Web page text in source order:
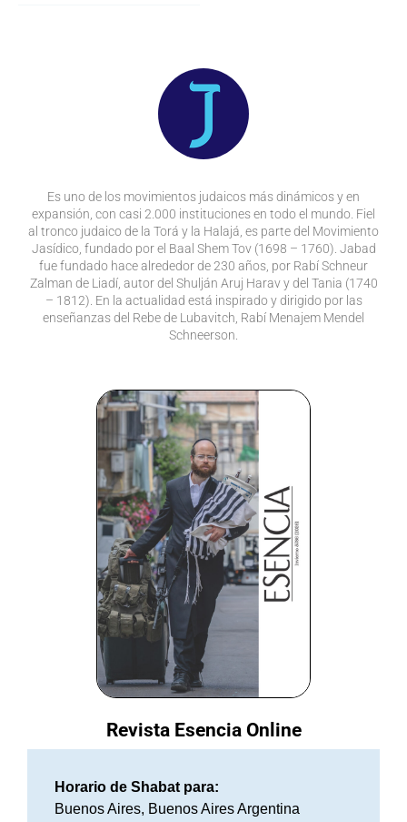
Es uno de los movimientos judaicos más dinámicos y en
expansión, con casi 2.000 instituciones en todo el mundo. Fiel
al tronco judaico de la Torá y la Halajá, es parte del Movimiento
Jasídico, fundado por el Baal Shem Tov (1698 – 1760). Jabad
fue fundado hace alrededor de 230 años, por Rabí Schneur
Zalman de Liadí, autor del Shulján Aruj Harav y del Tania (1740
– 1812). En la actualidad está inspirado y dirigido por las
enseñanzas del Rebe de Lubavitch, Rabí Menajem Mendel
Schneerson.
Revista Esencia Online
Horario de Shabat para:
Buenos Aires, Buenos Aires Argentina